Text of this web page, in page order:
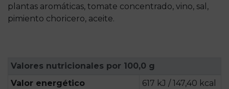
plantas aromáticas, tomate concentrado, vino, sal,
pimiento choricero, aceite.
Valores nutricionales por 100,0 g
Valor energético
617 kJ / 147,40 kcal